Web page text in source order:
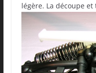
légère. La découpe